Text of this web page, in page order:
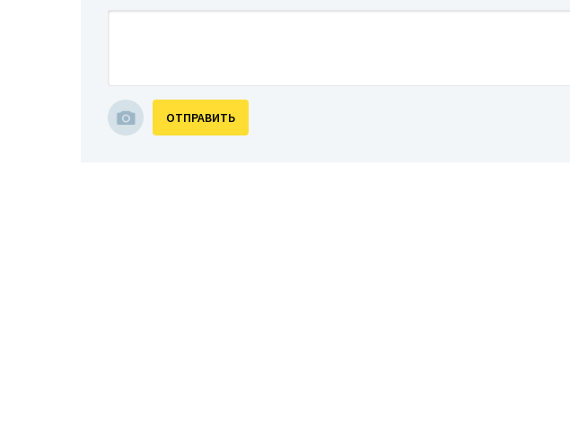
ОТПРАВИТЬ